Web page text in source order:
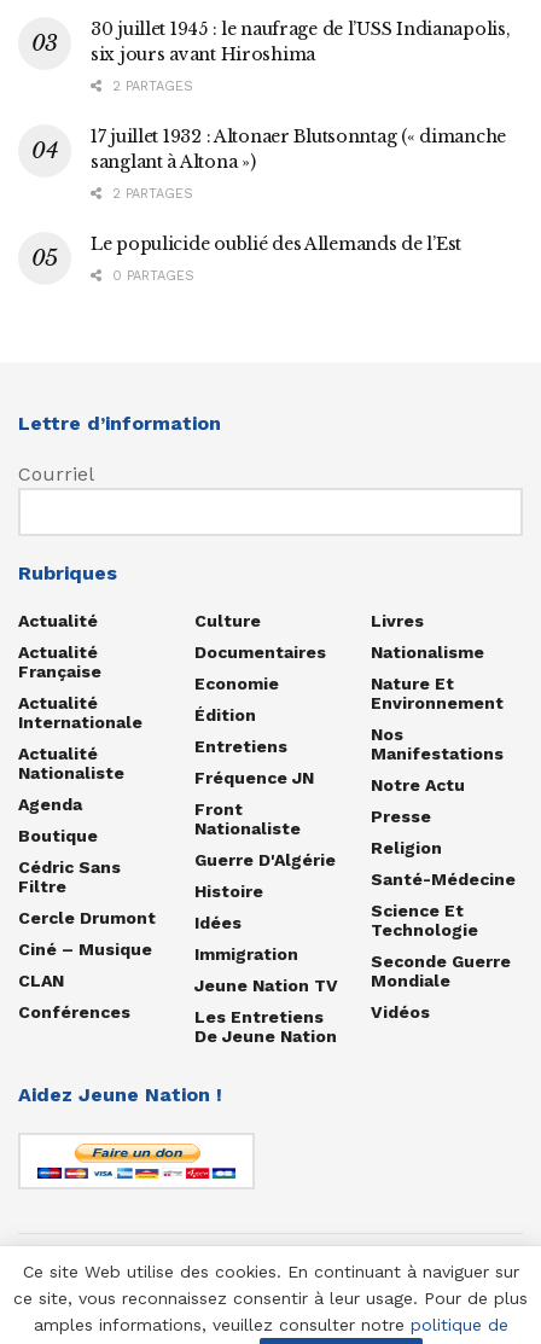
30 juillet 1945 : le naufrage de l’USS Indianapolis,
six jours avant Hiroshima
2 PARTAGES
17 juillet 1932 : Altonaer Blutsonntag (« dimanche
sanglant à Altona »)
2 PARTAGES
Le populicide oublié des Allemands de l’Est
0 PARTAGES
Lettre d’information
Courriel
Rubriques
Actualité
Actualité
Française
Actualité
Internationale
Actualité
Nationaliste
Agenda
Boutique
Cédric Sans
Filtre
Cercle Drumont
Ciné – Musique
CLAN
Conférences
Culture
Documentaires
Economie
Édition
Entretiens
Fréquence JN
Front
Nationaliste
Guerre D'Algérie
Histoire
Idées
Immigration
Jeune Nation TV
Les Entretiens
De Jeune Nation
Livres
Nationalisme
Nature Et
Environnement
Nos
Manifestations
Notre Actu
Presse
Religion
Santé-Médecine
Science Et
Technologie
Seconde Guerre
Mondiale
Vidéos
Aidez Jeune Nation !
© 1958-2025 Jeune Nation
Ce site Web utilise des cookies. En continuant à naviguer sur
ce site, vous reconnaissez consentir à leur usage. Pour de plus
amples informations, veuillez consulter notre politique de